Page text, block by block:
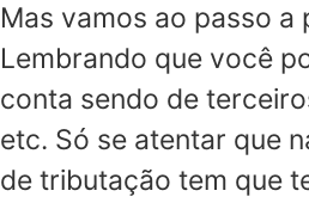
Mas vamos ao passo a
Lembrando que você
conta sendo de
etc. Só se atentar que
de tributação tem que